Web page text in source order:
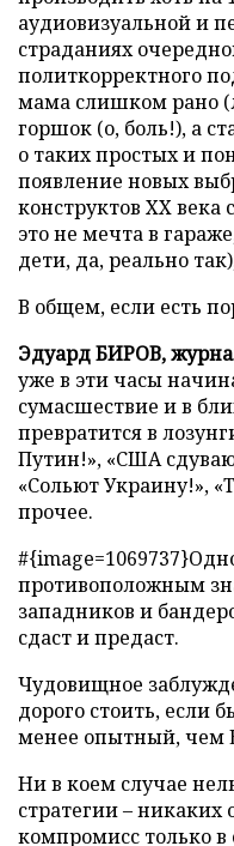
аудиовизуальной и
страданиях
политкорректного
мама слишком рано
горшок (о, боль!), а
о таких простых и
появление новых
конструктов XX века
это не мечта в
дети, да, реально
В общем, если есть
Эдуард БИРОВ,
уже в эти часы
сумасшествие и в
превратится в
Путин!», «США
«Сольют Украину!»,
прочее.
противоположным
западников и
сдаст и предаст.
Чудовищное
дорого стоить, если
менее опытный, чем
Ни в коем случае
стратегии – никаких
компромисс только